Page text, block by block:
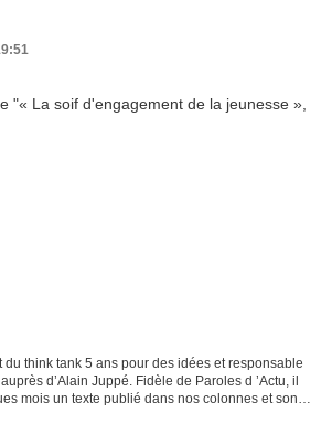
think tank 5 ans pour des idées et responsable
d’Alain Juppé. Fidèle de Paroles d ’Actu, il
mois un texte publié dans nos colonnes et son